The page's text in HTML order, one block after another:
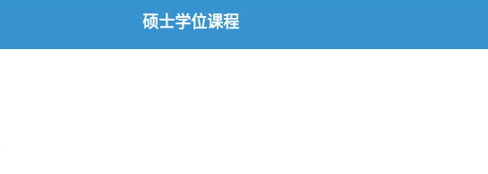
硕士学位课程